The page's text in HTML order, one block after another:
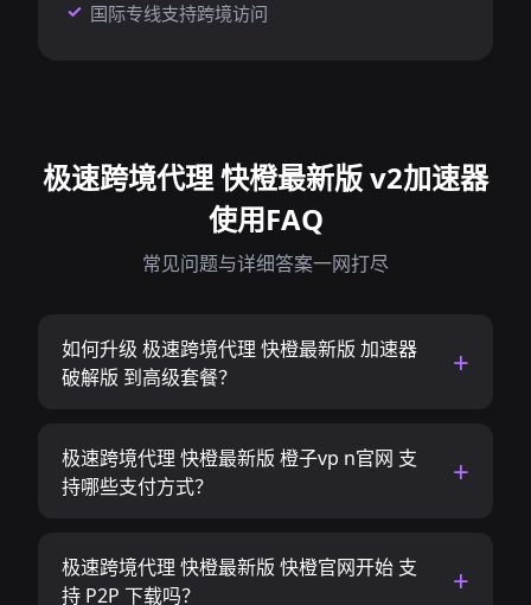
国际专线支持跨境访问
极速跨境代理 快橙最新版 v2加速器
使用FAQ
常见问题与详细答案一网打尽
如何升级 极速跨境代理 快橙最新版 加速器
破解版 到高级套餐？
极速跨境代理 快橙最新版 橙子vp n官网 支
持哪些支付方式？
极速跨境代理 快橙最新版 快橙官网开始 支
持 P2P 下载吗？